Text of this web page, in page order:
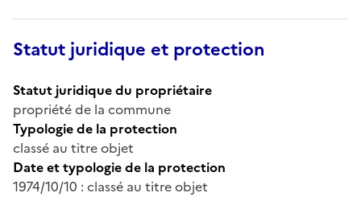
Statut juridique et protection
Statut juridique du propriétaire
propriété de la commune
Typologie de la protection
classé au titre objet
Date et typologie de la protection
1974/10/10 : classé au titre objet